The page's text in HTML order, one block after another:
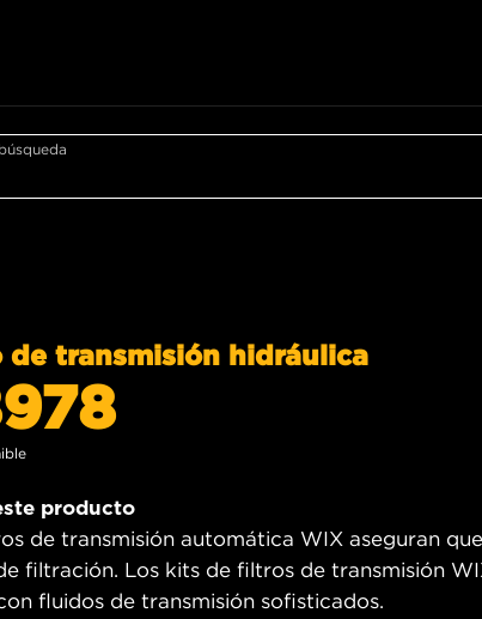
de transmisión hidráulica
producto
de transmisión automática WIX aseguran
filtración. Los kits de filtros de transmisión
fluidos de transmisión sofisticados.